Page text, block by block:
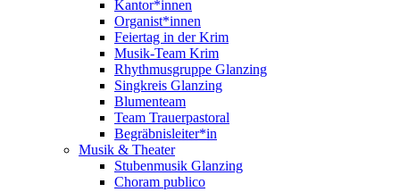
Kantor*innen
Organist*innen
Feiertag in der Krim
Musik-Team Krim
Rhythmusgruppe Glanzing
Singkreis Glanzing
Blumenteam
Team Trauerpastoral
Begräbnisleiter*in
Musik & Theater
Stubenmusik Glanzing
Choram publico